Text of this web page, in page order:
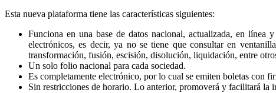
Esta nueva plataforma tiene las características siguientes:
Funciona en una base de datos nacional, actualizada, en
electrónicos, es decir, ya no se tiene que consultar en
transformación, fusión, escisión, disolución, liquidación, entre
Un solo folio nacional para cada sociedad.
Es completamente electrónico, por lo cual se emiten boletas con
Sin restricciones de horario. Lo anterior, promoverá y facilitará la